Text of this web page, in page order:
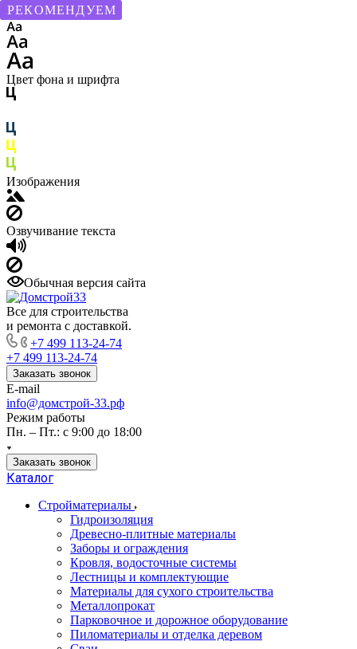
Размер шрифта
Цвет фона и шрифта
Изображения
Озвучивание текста
Обычная версия сайта
Все для строительства
и ремонта с доставкой.
+7 499 113-24-74
+7 499 113-24-74
Заказать звонок
E-mail
info@домстрой-33.рф
Режим работы
Пн. – Пт.: с 9:00 до 18:00
Заказать звонок
Каталог
Стройматериалы
Гидроизоляция
Древесно-плитные материалы
Заборы и ограждения
Кровля, водосточные системы
Лестницы и комплектующие
Материалы для сухого строительства
Металлопрокат
Парковочное и дорожное оборудование
Пиломатериалы и отделка деревом
РЕКОМЕНДУЕМ